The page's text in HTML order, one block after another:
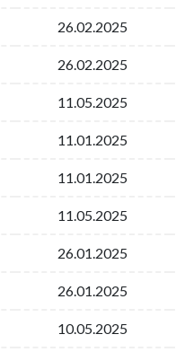
26.02.2025
26.02.2025
11.05.2025
11.01.2025
11.01.2025
11.05.2025
26.01.2025
26.01.2025
10.05.2025